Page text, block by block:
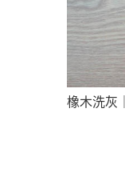
橡木洗灰